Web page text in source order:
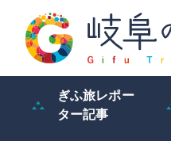
ぎふ旅レポー
ター記事